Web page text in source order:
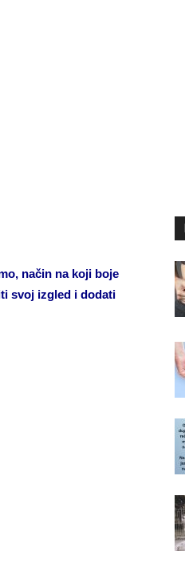
način na koji boje
svoj izgled i dodati